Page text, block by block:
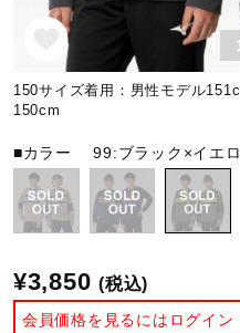
スイム
テニス／ソフトテ
バドミントン
150サイズ着用：男性モデル
150cm
■カラー99:ブラック×イエ
¥3,850 (税込)
会員価格を見るにはログイン